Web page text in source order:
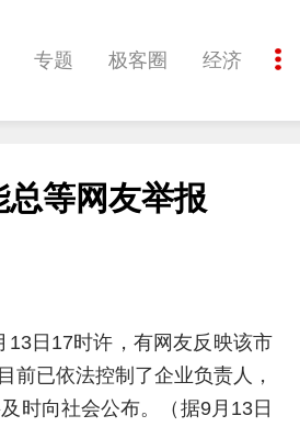
专题 极客圈 经济
院 酒道
等网友举报
13日17时许，有网友反映该市
前已依法控制了企业负责人，
时向社会公布。（据9月13日